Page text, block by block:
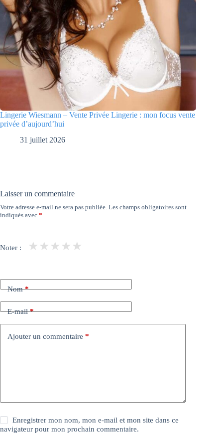
Lingerie Wiesmann – Vente Privée Lingerie : mon focus vente
privée d’aujourd’hui
31 juillet 2026
Laisser un commentaire
Votre adresse e-mail ne sera pas publiée. Les champs obligatoires sont
indiqués avec *
Noter : ★
★
★
★
★
Nom*
E-mail*
Ajouter un commentaire *
Enregistrer mon nom, mon e-mail et mon site dans ce
navigateur pour mon prochain commentaire.